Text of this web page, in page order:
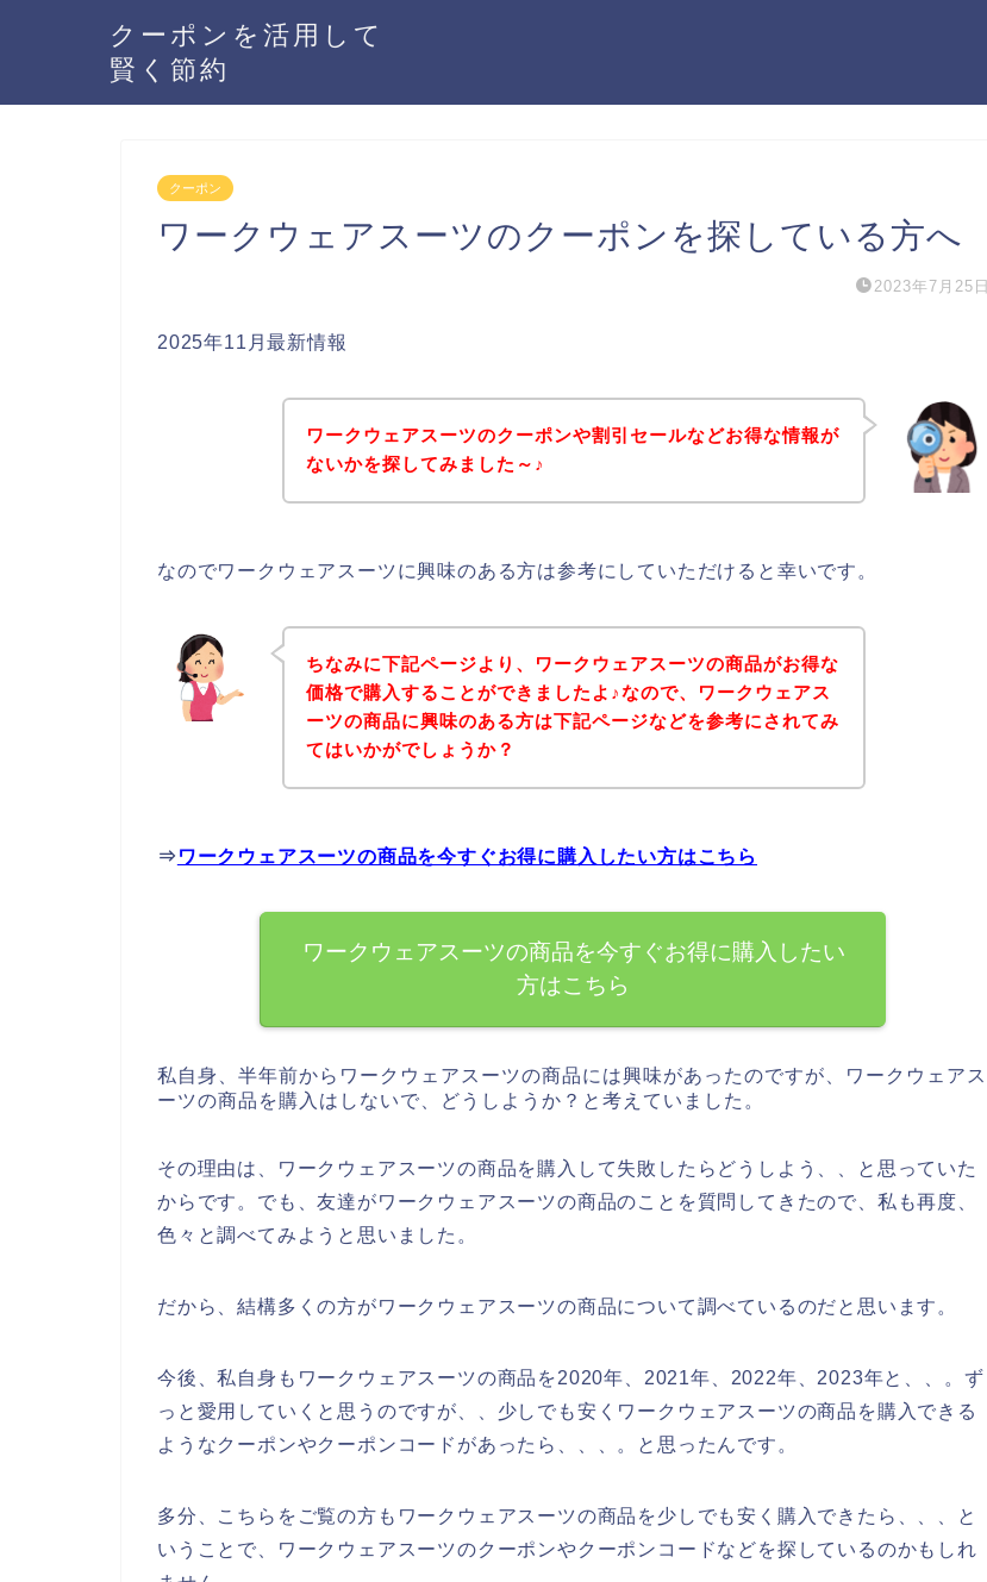
クーポンを活用して
賢く節約
クーポン
ワークウェアスーツのクーポンを探している方へ
2023年7月25日
2025年11月最新情報
ワークウェアスーツのクーポンや割引セールなどお得な情報が
ないかを探してみました～♪
なのでワークウェアスーツに興味のある方は参考にしていただけると幸いです。
ちなみに下記ページより、ワークウェアスーツの商品がお得な
価格で購入することができましたよ♪なので、ワークウェアス
ーツの商品に興味のある方は下記ページなどを参考にされてみ
てはいかがでしょうか？
⇒ ワークウェアスーツの商品を今すぐお得に購入したい方はこちら
ワークウェアスーツの商品を今すぐお得に購入したい
方はこちら
私自身、半年前からワークウェアスーツの商品には興味があったのですが、ワークウェアス
ーツの商品を購入はしないで、どうしようか？と考えていました。
その理由は、ワークウェアスーツの商品を購入して失敗したらどうしよう、、と思っていた
からです。でも、友達がワークウェアスーツの商品のことを質問してきたので、私も再度、
色々と調べてみようと思いました。
だから、結構多くの方がワークウェアスーツの商品について調べているのだと思います。
今後、私自身もワークウェアスーツの商品を2020年、2021年、2022年、2023年と、、。ず
っと愛用していくと思うのですが、、少しでも安くワークウェアスーツの商品を購入できる
ようなクーポンやクーポンコードがあったら、、、。と思ったんです。
多分、こちらをご覧の方もワークウェアスーツの商品を少しでも安く購入できたら、、、と
いうことで、ワークウェアスーツのクーポンやクーポンコードなどを探しているのかもしれ